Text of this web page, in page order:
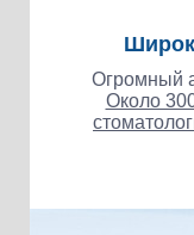
Огромный
Около